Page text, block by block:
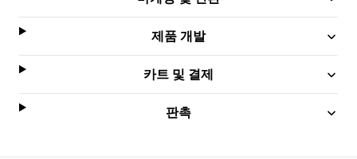
제품 개발
카트 및 결제
판촉